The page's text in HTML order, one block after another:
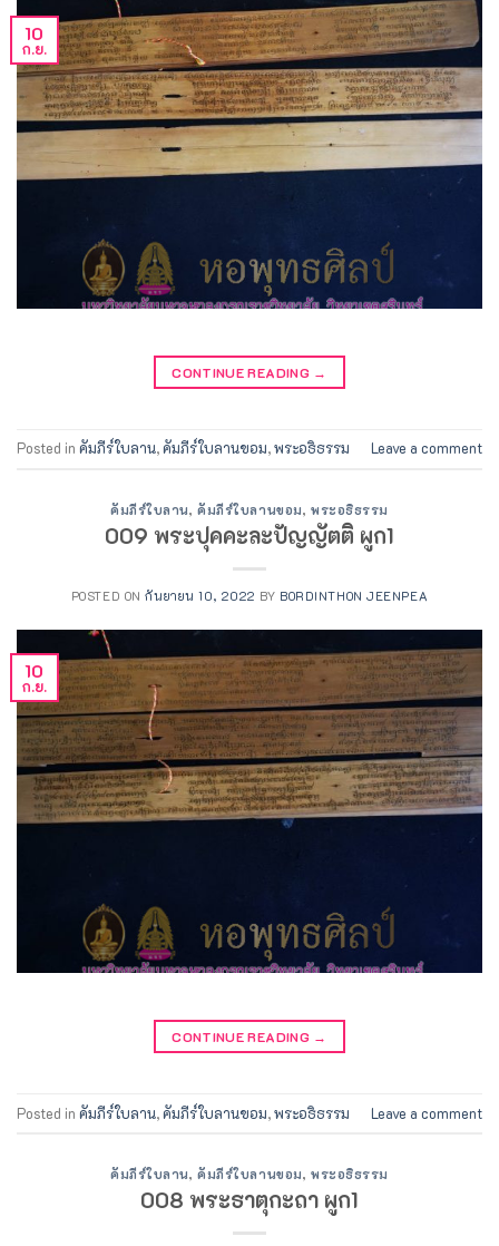
10
ก.ย.
CONTINUE READING →
Posted in คัมภีร์ใบลาน,คัมภีร์ใบลานขอม,พระอธิธรรม Leave a comment
คัมภีร์ใบลาน,คัมภีร์ใบลานขอม, พระอธิธรรม
009 พระปุคคะละปัญญัตติ ผูก1
POSTED ONกันยายน 10, 2022 BY BORDINTHON JEENPEA
10
ก.ย.
CONTINUE READING →
Posted in คัมภีร์ใบลาน,คัมภีร์ใบลานขอม,พระอธิธรรม Leave a comment
คัมภีร์ใบลาน,คัมภีร์ใบลานขอม, พระอธิธรรม
008 พระธาตุกะถา ผูก1